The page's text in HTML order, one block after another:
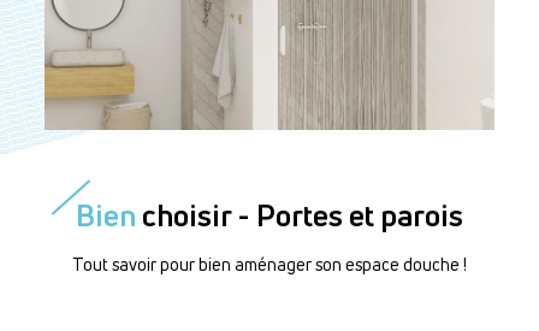
Bien choisir - Portes et parois
Tout savoir pour bien aménager son espace douche !